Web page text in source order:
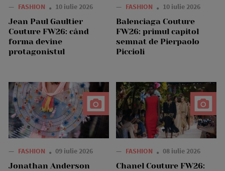
— FASHION 10 iulie 2026
Jean Paul Gaultier
Couture FW26: când
forma devine
protagonistul
— FASHION 10 iulie 2026
Balenciaga Couture
FW26: primul capitol
semnat de Pierpaolo
Piccioli
— FASHION 09 iulie 2026
Jonathan Anderson
— FASHION 08 iulie 2026
Chanel Couture FW26: